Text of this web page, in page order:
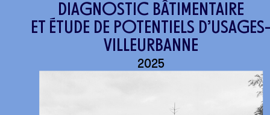
DIAGNOSTIC BÂTIMENTAIRE
ET ÉTUDE DE POTENTIELS
VILLEURBANNE
2025